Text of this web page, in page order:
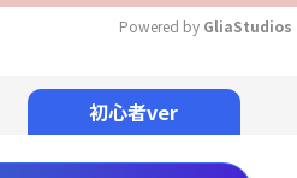
Powered by GliaStudios
初心者ver